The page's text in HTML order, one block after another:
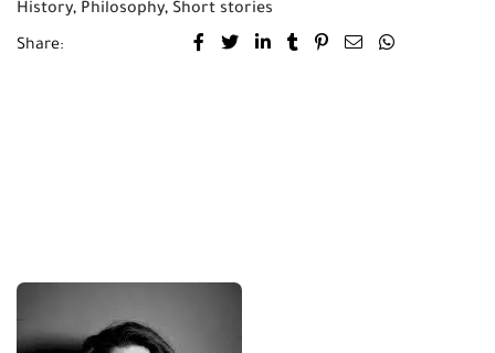
History, Philosophy, Short stories
Share: